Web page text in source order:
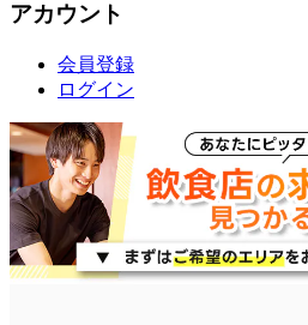
アカウント
会員登録
ログイン